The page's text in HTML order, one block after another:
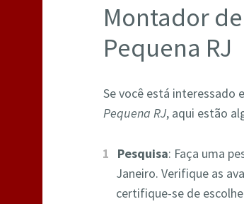
Montador
Pequena RJ
Se você está
Pequena RJ, aqui estão
Pesquisa: Faça uma
Janeiro. Verifique as
certifique-se de